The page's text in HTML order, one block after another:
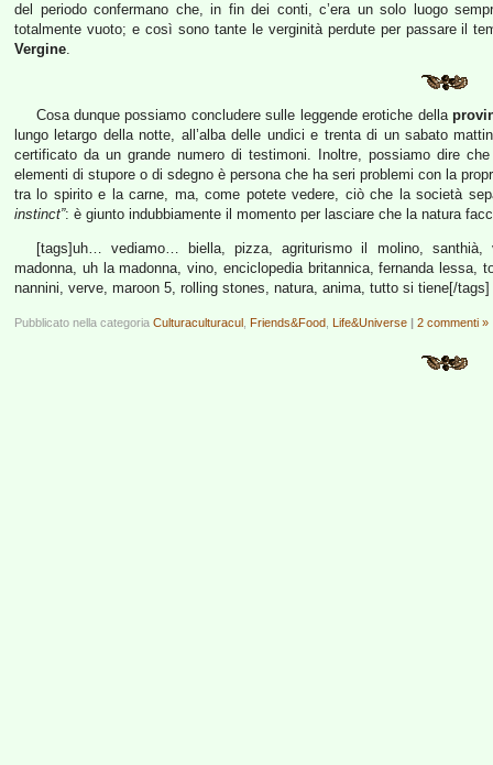
del periodo confermano che, in fin dei conti, c’era un solo luogo
totalmente vuoto; e così sono tante le verginità perdute per passare il
Vergine.
Cosa dunque possiamo concludere sulle leggende erotiche della
lungo letargo della notte, all’alba delle undici e trenta di un sabato
certificato da un grande numero di testimoni. Inoltre, possiamo dire
elementi di stupore o di sdegno è persona che ha seri problemi con la
tra lo spirito e la carne, ma, come potete vedere, ciò che la società
instinct”: è giunto indubbiamente il momento per lasciare che la natura
[tags]uh… vediamo… biella, pizza, agriturismo il molino, santhià,
madonna, uh la madonna, vino, enciclopedia britannica, fernanda lessa,
nannini, verve, maroon 5, rolling stones, natura, anima, tutto si tiene[/tags]
Pubblicato nella categoria Culturaculturacul Friends&Food Life&Universe | 2 commenti »